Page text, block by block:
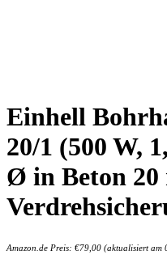
Einhell
20/1 (500 W,
Ø in Beton 20
Amazon.de Preis: €79,00 (aktualisiert am